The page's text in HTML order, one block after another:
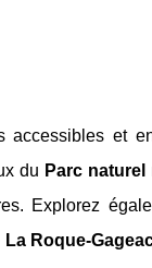
accessibles et
du Parc
Explorez
La Roque-